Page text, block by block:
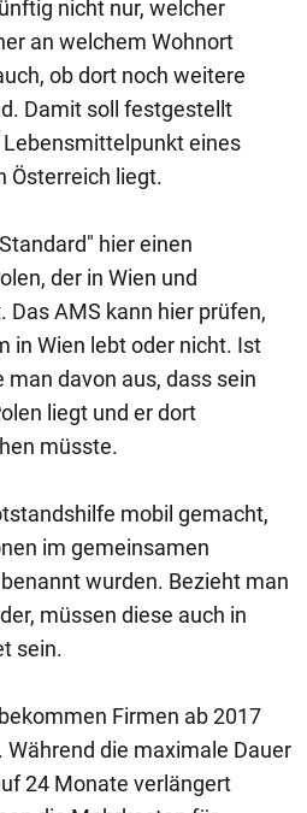
nicht nur, welcher
an welchem Wohnort
ob dort noch weitere
Damit soll festgestellt
eines
Österreich liegt.
hier einen
der in Wien und
AMS kann hier prüfen,
in Wien lebt oder nicht. Ist
man davon aus, dass sein
liegt und er dort
müsste.
mobil gemacht,
im gemeinsamen
wurden. Bezieht man
müssen diese auch in
sein.
Firmen ab 2017
die maximale Dauer
24 Monate verlängert